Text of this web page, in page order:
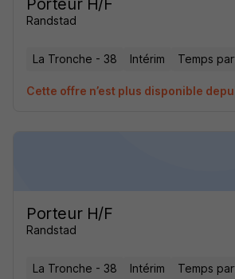
Porteur H/F
Randstad
La Tronche - 38 Intérim Temps
Cette offre n’est plus disponible
Porteur H/F
Randstad
La Tronche - 38 Intérim Temps